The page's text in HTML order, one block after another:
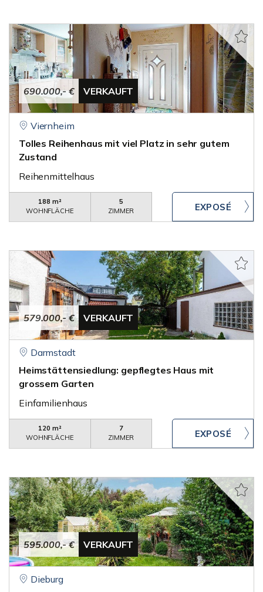
690.000,- € VERKAUFT
Viernheim
Tolles Reihenhaus mit viel Platz in sehr gutem
Zustand
Reihenmittelhaus
188 m²
WOHNFLÄCHE
5
ZIMMER
579.000,- € VERKAUFT
Darmstadt
Heimstättensiedlung: gepflegtes Haus mit
grossem Garten
Einfamilienhaus
120 m²
WOHNFLÄCHE
7
ZIMMER
595.000,- € VERKAUFT
Dieburg